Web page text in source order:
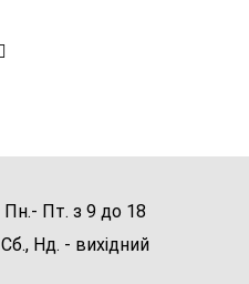
Пн.- Пт. з 9 до 18
Сб., Нд. - вихідний